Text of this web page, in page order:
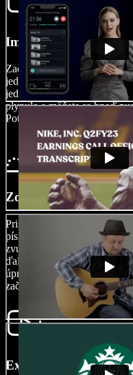
Importujte svoje video
Začnite svoju cestu tvorby
jednoducho naimportujte
jednoduchý, takže svoje
plynulo a môžete sa hneď
Potrebujete zábery z
Zostavte svoje DIY
Prispôsobte si svoje video
písiem, overlayov,
zvukových efektov,
ďalšieho. Možnosti úprav sú
úpravu videa sú ako
začiatočníkov.
Exportujte svoje DIY